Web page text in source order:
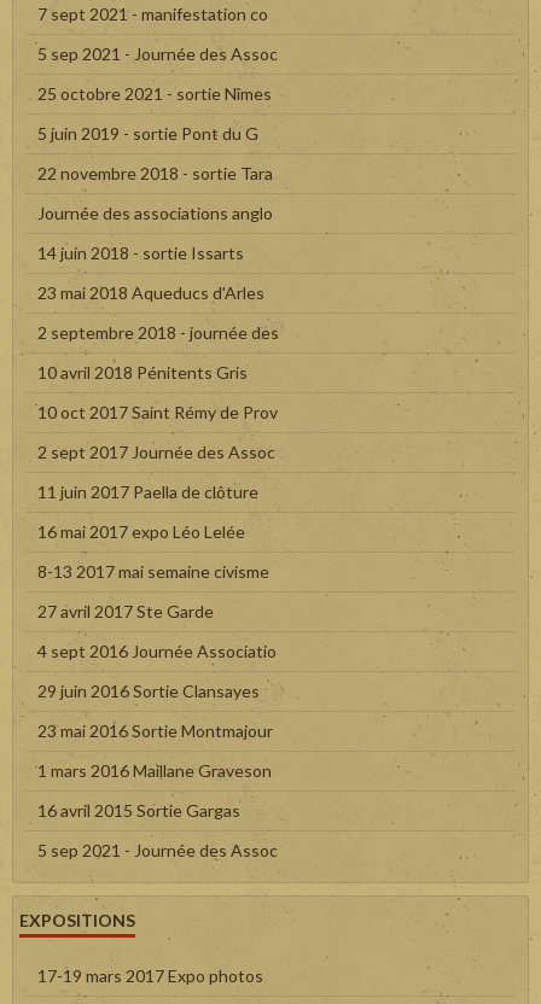
7 sept 2021 - manifestation co
5 sep 2021 - Journée des Assoc
25 octobre 2021 - sortie Nîmes
5 juin 2019 - sortie Pont du G
22 novembre 2018 - sortie Tara
Journée des associations anglo
14 juin 2018 - sortie Issarts
23 mai 2018 Aqueducs d'Arles
2 septembre 2018 - journée des
10 avril 2018 Pénitents Gris
10 oct 2017 Saint Rémy de Prov
2 sept 2017 Journée des Assoc
11 juin 2017 Paella de clôture
16 mai 2017 expo Léo Lelée
8-13 2017 mai semaine civisme
27 avril 2017 Ste Garde
4 sept 2016 Journée Associatio
29 juin 2016 Sortie Clansayes
23 mai 2016 Sortie Montmajour
1 mars 2016 Maillane Graveson
16 avril 2015 Sortie Gargas
5 sep 2021 - Journée des Assoc
EXPOSITIONS
17-19 mars 2017 Expo photos